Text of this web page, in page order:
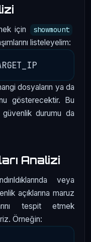
için showmount
listeleyelim:
dosyaların ya da
gösterecektir. Bu
güvenlik durumu da
Analizi
veya
açıklarına maruz
tespit etmek
Örneğin: